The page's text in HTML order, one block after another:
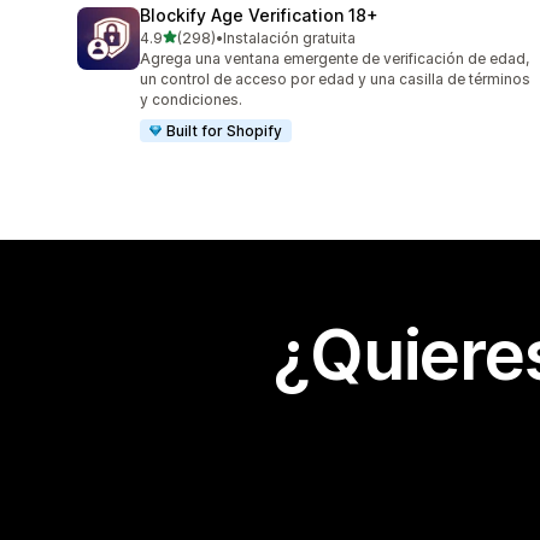
Blockify Age Verification 18+
4.9de 5 estrellas
(298)
298 reseñas en total
•Instalación gratuita
Agrega una ventana emergente de verificación de edad,
un control de acceso por edad y una casilla de términos
y condiciones.
Built for Shopify